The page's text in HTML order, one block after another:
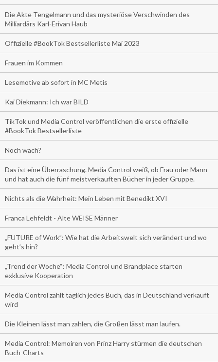
Die Akte Tengelmann und das mysteriöse Verschwinden des
Milliardärs Karl-Erivan Haub
Offizielle #BookTok Bestsellerliste Mai 2023
Frauen im Kommen
Lesemotive ab sofort in MC Metis
Kai Diekmann: Ich war BILD
TikTok und Media Control veröffentlichen die erste offizielle
#BookTok Bestsellerliste
Noch wach?
Das ist eine Überraschung. Media Control weiß, ob Frau oder Mann
und hat auch die fünf meistverkauften Bücher in jeder Gruppe.
Nichts als die Wahrheit: Mein Leben mit Benedikt XVI
Franca Lehfeldt - Alte WEISE Männer
„FUTURE of Work”: Wie hat die Arbeitswelt sich verändert und wo
geht’s hin?
„Trend der Woche“: Media Control und Brandplace starten
exklusive Kooperation
Media Control zählt täglich jedes Buch, das in Deutschland verkauft
wird
Die Kleinen lässt man zahlen, die Großen lässt man laufen.
Media Control: Memoiren von Prinz Harry stürmen die deutschen
Buch-Charts